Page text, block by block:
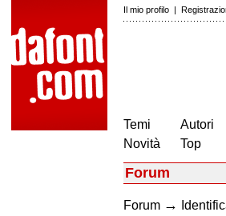
Il mio profilo |
Temi
Novità
Autori
Top
Forum
Forum →